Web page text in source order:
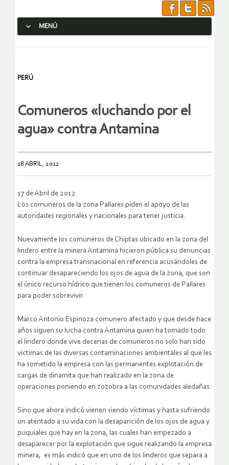
MENÚ
PERÚ
Comuneros «luchando por el
agua» contra Antamina
18 ABRIL, 2012
17 de Abril de 2012
Los comuneros de la zona Pallares piden el apoyo de las
autoridades regionales y nacionales para tener justicia.
Nuevamente los comuneros de Chiptas ubicado en la zona del
lindero entre la minera Antamina hicieron pública su denuncias
contra la empresa transnacional en referencia acusándoles de
continuar desapareciendo los ojos de agua de la zona, que son
el único recurso hídrico que tienen los comuneros de Pallares
para poder sobrevivir.
Marco Antonio Espinoza comunero afectado y que desde hace
años siguen su lucha contra Antamina quien ha tomado todo
el lindero donde vive decenas de comuneros no solo han sido
victimas de las diversas contaminaciones ambientales al que les
ha sometido la empresa con las permanentes explotación de
cargas de dinamita que han realizado en la zona de
operaciones poniendo en zozobra a las comunidades aledañas.
Sino que ahora indicó vienen siendo víctimas y hasta sufriendo
un atentado a su vida con la desaparición de los ojos de agua y
puquiales que hay en la zona, las cuales han empezado a
desaparecer por la explotación que sigue realizando la empresa
minera, es más indicó que en uno de los linderos que separa a